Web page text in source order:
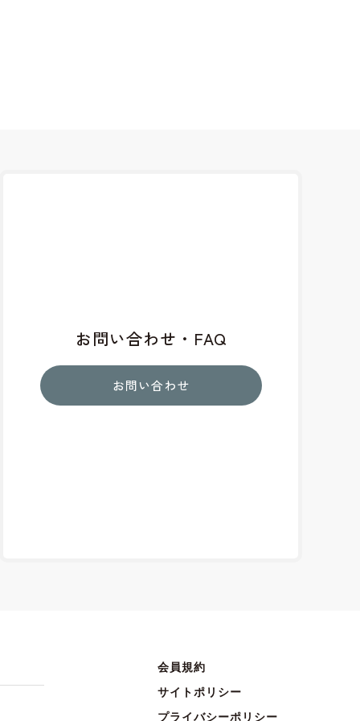
お問い合わせ・FAQ
お問い合わせ
会員規約
サイトポリシー
プライバシーポリシー